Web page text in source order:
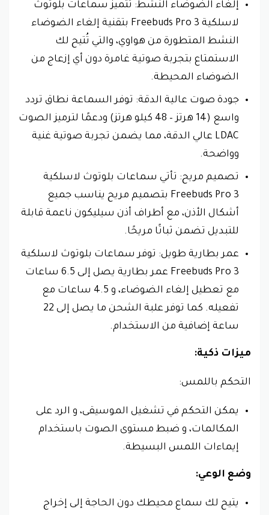
إلغاء الضوضاء النشط: تتميز سماعات بلوتوث
لاسلكية Freebuds Pro 3 بتقنية إلغاء الضوضاء
النشط المتطورة من هواوي، والتي تُتيح لك
الاستمتاع بتجربة صوتية غامرة دون أي إزعاج من
الضوضاء المحيطة.
جودة صوت عالية الدقة: توفر السماعة نطاق تردد
واسع (14 هرتز – 48 كيلو هرتز) ودعمًا لترميز الصوت
LDAC عالي الدقة، مما يضمن تجربة صوتية غنية
وواضحة.
تصميم مريح: تأتي سماعات بلوتوث لاسلكية
Freebuds Pro 3 بتصميم مريح يناسب جميع
أشكال الأذن، مع أطراف أذن سيليكون ناعمة قابلة
للتبديل تضمن ثباتًا مريحًا.
عمر بطارية طويل: توفر سماعات بلوتوث لاسلكية
Freebuds Pro 3 عمر بطارية يصل إلى 6.5 ساعات
مع تعطيل إلغاء الضوضاء، و 4.5 ساعات مع
تفعيله. كما توفر علبة الشحن ما يصل إلى 22
ساعة إضافية من الاستخدام.
ميزات ذكية:
التحكم باللمس:
يمكن التحكم في تشغيل الموسيقى، و الرد على
المكالمات، و ضبط مستوى الصوت باستخدام
إيماءات اللمس البسيطة.
وضع الوعي:
يتيح لك سماع محيطك دون الحاجة إلى إخراج